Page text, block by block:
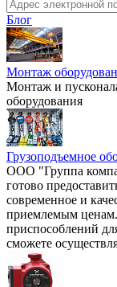
Блог
Монтаж
Монтаж и
оборудования
Грузоподъемное
ООО "Группа
готово
современное и
приемлемым
приспособлений
сможете